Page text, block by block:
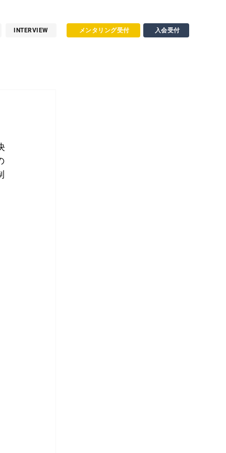
INTERVIEW メンタリング受付 入会受付